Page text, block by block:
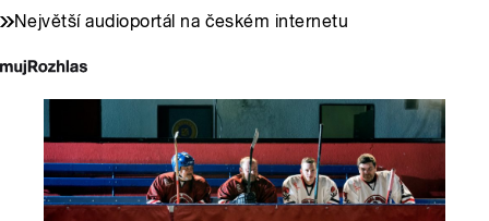
Největší audioportál na českém internetu